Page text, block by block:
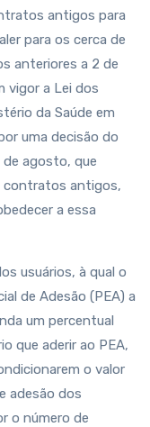
antigos para
para os cerca de
anteriores a 2 de
vigor a Lei dos
da Saúde em
uma decisão do
de agosto, que
contratos antigos,
a essa
usuários, à qual o
de Adesão (PEA) a
um percentual
que aderir ao PEA,
o valor
adesão dos
o número de